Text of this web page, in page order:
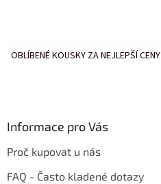
OBLÍBENÉ KOUSKY ZA NEJLEPŠÍ CENY
Informace pro Vás
Proč kupovat u nás
FAQ - Často kladené dotazy